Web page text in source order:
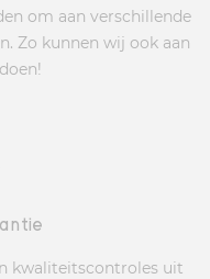
om aan verschillende
Zo kunnen wij ook aan
kwaliteitscontroles uit